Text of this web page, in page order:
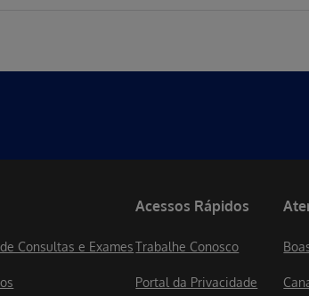
Consultas e Exames
Acessos Rápidos
Trabalhe Conosco
Portal da Privacidade